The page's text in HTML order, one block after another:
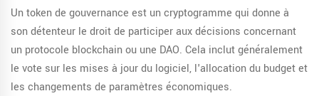
Un token de gouvernance est un cryptogramme qui donne à
son détenteur le droit de participer aux décisions concernant
un protocole blockchain ou une DAO. Cela inclut généralement
le vote sur les mises à jour du logiciel, l'allocation du budget et
les changements de paramètres économiques.